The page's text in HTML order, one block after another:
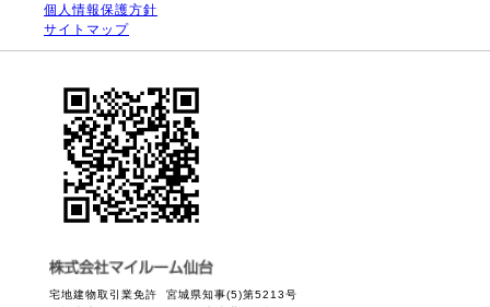
個人情報保護方針
サイトマップ
宅地建物取引業免許 宮城県知事(5)第5213号